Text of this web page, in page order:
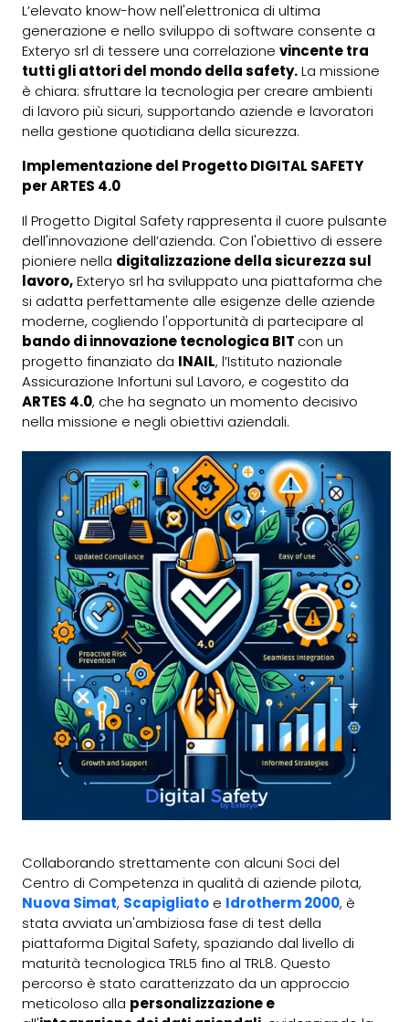
L’elevato know-how nell'elettronica di ultima
generazione e nello sviluppo di software consente a
Exteryo srl di tessere una correlazione vincente tra
tutti gli attori del mondo della safety.La missione
è chiara: sfruttare la tecnologia per creare ambienti
di lavoro più sicuri, supportando aziende e lavoratori
nella gestione quotidiana della sicurezza.
Implementazione del Progetto DIGITAL SAFETY
per ARTES 4.0
Il Progetto Digital Safety rappresenta il cuore pulsante
dell'innovazione dell’azienda. Con l'obiettivo di essere
pioniere nella digitalizzazione della sicurezza sul
lavoro,Exteryo srl ha sviluppato una piattaforma che
si adatta perfettamente alle esigenze delle aziende
moderne, cogliendo l'opportunità di partecipare al
bando di innovazione tecnologica BIT con un
progetto finanziato da INAIL, l’Istituto nazionale
Assicurazione Infortuni sul Lavoro, e cogestito da
ARTES 4.0, che ha segnato un momento decisivo
nella missione e negli obiettivi aziendali.
Collaborando strettamente con alcuni Soci del
Centro di Competenza in qualità di aziende pilota,
Nuova Simat, Scapigliato e Idrotherm 2000, è
stata avviata un'ambiziosa fase di test della
piattaforma Digital Safety, spaziando dal livello di
maturità tecnologica TRL5 fino al TRL8. Questo
percorso è stato caratterizzato da un approccio
meticoloso alla personalizzazione e